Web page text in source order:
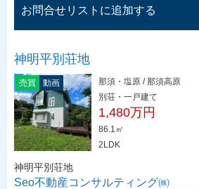
お問合せリストに追加する
神明平別荘地
売買 動画
那須・塩原 / 那須高原
別荘・一戸建て
1,480万円
86.1㎡
2LDK
神明平別荘地
Seo不動産コンサルティング㈱